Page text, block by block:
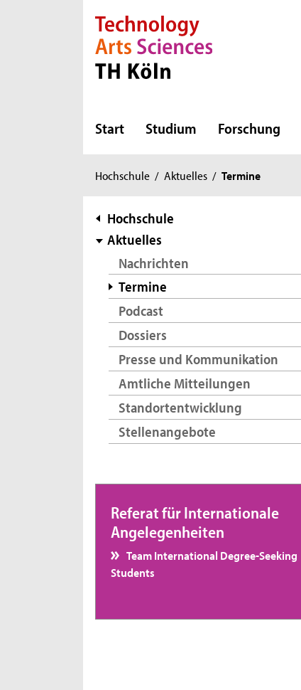
Direkt zur Hauptnavigation
Direkt zur Subnavigation
Direkt zum Inhalt
Direkt zum Fußbereich
Start Studium Forschung
Sie
hier:
Hochschule / Aktuelles / Termine
Subnavigation
Hochschule
Aktuelles
Nachrichten
Termine
Podcast
Dossiers
Presse und Kommunikation
Amtliche Mitteilungen
Standortentwicklung
Stellenangebote
Referat für Internationale
Angelegenheiten
Team International Degree-Seeking
Students